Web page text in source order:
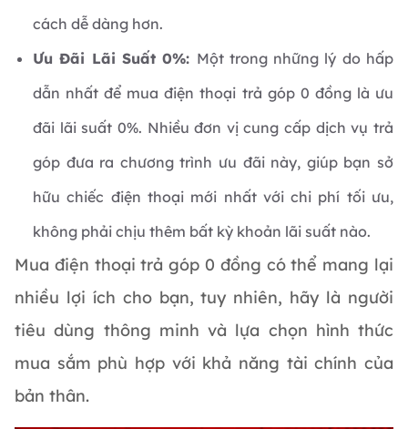
cách dễ dàng hơn.
Ưu Đãi Lãi Suất 0%: Một trong những lý do hấp
dẫn nhất để mua điện thoại trả góp 0 đồng là ưu
đãi lãi suất 0%. Nhiều đơn vị cung cấp dịch vụ trả
góp đưa ra chương trình ưu đãi này, giúp bạn sở
hữu chiếc điện thoại mới nhất với chi phí tối ưu,
không phải chịu thêm bất kỳ khoản lãi suất nào.
Mua điện thoại trả góp 0 đồng có thể mang lại
nhiều lợi ích cho bạn, tuy nhiên, hãy là người
tiêu dùng thông minh và lựa chọn hình thức
mua sắm phù hợp với khả năng tài chính của
bản thân.